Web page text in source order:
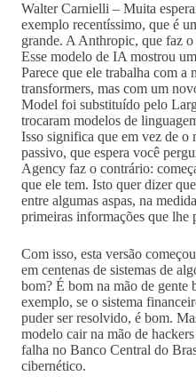
Walter Carnielli – Muita
exemplo recentíssimo, que é
grande. A Anthropic, que faz
Esse modelo de IA mostrou
Parece que ele trabalha com a
transformers, mas com um
Model foi substituído pelo
trocaram modelos de
Isso significa que em vez de
passivo, que espera você
Agency faz o contrário:
que ele tem. Isto quer dizer
entre algumas aspas, na
primeiras informações que lhe
Com isso, esta versão
em centenas de sistemas de
bom? É bom na mão de gente
exemplo, se o sistema
puder ser resolvido, é bom.
modelo cair na mão de
falha no Banco Central do
cibernético.